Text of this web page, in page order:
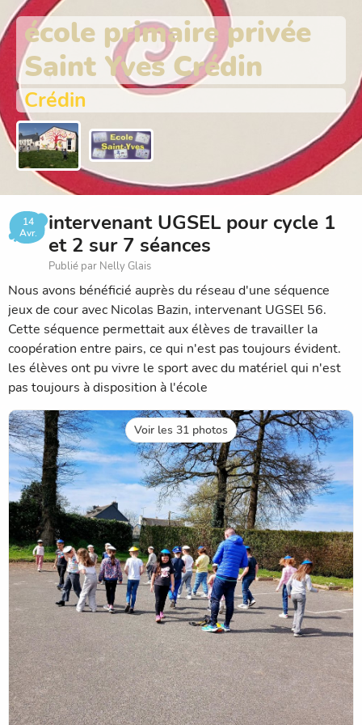
école primaire privée
Saint Yves Crédin
Crédin
14
Avr.
intervenant UGSEL pour cycle 1
et 2 sur 7 séances
Publié par Nelly Glais
Nous avons bénéficié auprès du réseau d'une séquence
jeux de cour avec Nicolas Bazin, intervenant UGSEl 56.
Cette séquence permettait aux élèves de travailler la
coopération entre pairs, ce qui n'est pas toujours évident.
les élèves ont pu vivre le sport avec du matériel qui n'est
pas toujours à disposition à l'école
Voir les 31 photos